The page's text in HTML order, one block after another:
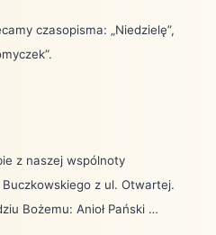
czasopisma: „Niedzielę”,
z naszej wspólnoty
z ul. Otwartej.
Bożemu: Anioł Pański …